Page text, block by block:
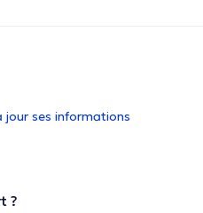
jour ses informations
?